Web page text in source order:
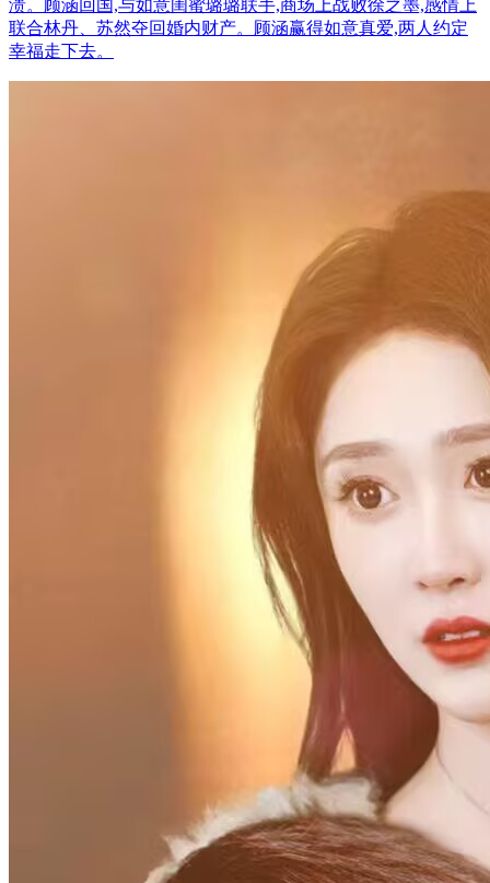
溃。顾涵回国,与如意闺蜜璐璐联手,商场上战败徐之墨,感情上
联合林丹、苏然夺回婚内财产。顾涵赢得如意真爱,两人约定
幸福走下去。